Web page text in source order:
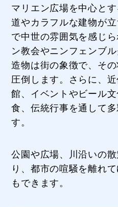
マリエン広場を中心と
道やカラフルな建物が
で中世の雰囲気を感じ
ン教会やニンフェンブ
造物は街の象徴で、そ
圧倒します。さらに、
館、イベントやビール
食、伝統行事を通して
す。
公園や広場、川沿いの
り、都市の喧騒を離れ
もできます。